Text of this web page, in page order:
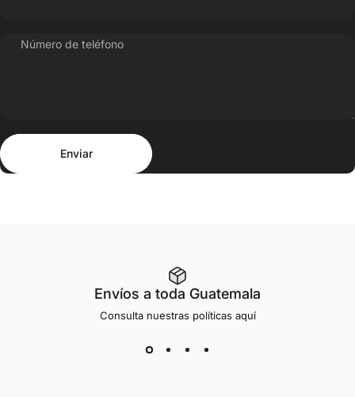
Número de teléfono
Enviar
Enviar
Envíos a toda Guatemala
Consulta nuestraspolíticas aquí